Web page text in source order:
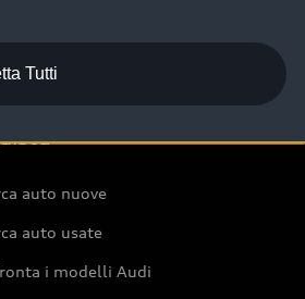
auto nuove
auto usate
i modelli Audi
Tutti